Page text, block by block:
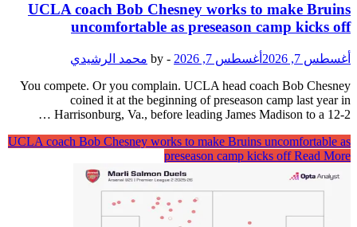
UCLA coach Bob Chesney works to make Bruins
uncomfortable as preseason camp kicks off
أغسطس 7, 2026 أغسطس 7, 2026 -
by محمد الرشيدي
You compete. Or you complain. UCLA head coach Bob Chesney
coined it at the beginning of preseason camp last year in
Harrisonburg, Va., before leading James Madison to a 12-2 …
UCLA coach Bob Chesney works to make Bruins uncomfortable as
preseason camp kicks offRead More